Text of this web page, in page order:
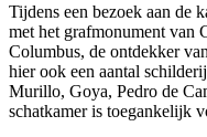
Tijdens een bezoek aan de
met het grafmonument van
Columbus, de ontdekker
hier ook een aantal
Murillo, Goya, Pedro de
schatkamer is toegankelijk